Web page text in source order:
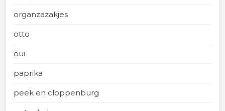
organzazakjes
otto
oui
paprika
peek en cloppenburg